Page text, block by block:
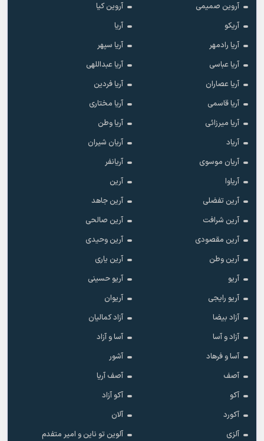
آروین صمیمی
آروین کیا
آریکو
آریا
آریا رادمهر
آریا سپهر
آریا عباسی
آریا عبداللهی
آریا عصاران
آریا فردین
آریا قاسمی
آریا مختاری
آریا میرزائی
آریا وطن
آریاد
آریان شیران
آریان موسوی
آریانفر
آریاوا
آرین
آرین تفضلی
آرین جاهد
آرین شرافت
آرین صالحی
آرین مقصودی
آرین وحیدی
آرین وطن
آرین یاری
آریو
آریو حسینی
آریو رایجی
آریوان
آزاد بیضا
آزاد کمالیان
آزاد و آسا
آسا و آزاد
آسا و فرهاد
آشور
آصف
آصف آریا
آکو
آکو آزاد
آکورد
آلان
آلزی
آلوین تو ناین و امیر متفدم